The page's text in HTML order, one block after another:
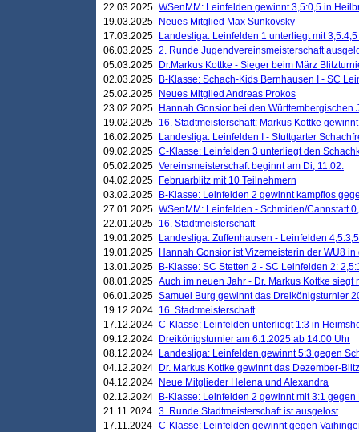
22.03.2025 WSenMM: Leinfelden gewinnt 3,5:0,5 in
19.03.2025
Neues Mitglied Max Sunkovsky
17.03.2025
Landesliga: Leinfelden 1 unterliegt mit
06.03.2025 2. Runde Jugendvereinsmeisterschaft
05.03.2025
Dr.Markus Kottke - Sieger beim März
02.03.2025
B-Klasse: Schach-Kids Bernhausen I - SC
25.02.2025
Neues Mitglied Andreas Prokos
23.02.2025
Hannah Gonsior bei den Württembergischen
19.02.2025 16. Stadtmeisterschaft: Markus Kottke
16.02.2025
Landesliga: Leinfelden I - Stuttgarter
09.02.2025 C-Klasse: Leinfelden 3 unterliegt den
05.02.2025 Vereinsmeisterschaft beginnt am Di, 11.02.
04.02.2025
Februarblitz mit 10 Teilnehmern
03.02.2025
B-Klasse: Leinfelden 2 gewinnt kampflos
27.01.2025 WSenMM: Leinfelden - Schmiden/Cannstatt
22.01.2025 16. Stadtmeisterschaft
19.01.2025
Landesliga: Zuffenhausen - Leinfelden 4,5:3,5
19.01.2025
Hannah Gonsior ist Vizemeisterin der WU8 in
13.01.2025
B-Klasse: SC Stetten 2 - SC Leinfelden 2:
08.01.2025 Auch im neuen Jahr - Dr. Markus Kottke
06.01.2025 Samuel Burg gewinnt das Dreikönigsturnier
19.12.2024 16. Stadtmeisterschaft
17.12.2024 C-Klasse: Leinfelden unterliegt 1:3 in
09.12.2024
Dreikönigsturnier am 6.1.2025 ab 14:00 Uhr
08.12.2024
Landesliga: Leinfelden gewinnt 5:3 gegen
04.12.2024
Dr. Markus Kottke gewinnt das Dezember-
04.12.2024
Neue Mitglieder Helena und Alexandra
02.12.2024
B-Klasse: Leinfelden 2 gewinnt mit 3:1
21.11.2024 3. Runde Stadtmeisterschaft ist ausgelost
17.11.2024 C-Klasse: Leinfelden gewinnt gegen